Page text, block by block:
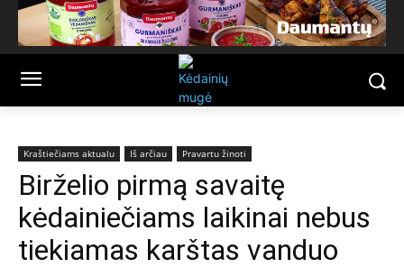
Kraštiečiams aktualu Iš arčiau Pravartu žinoti
Birželio pirmą savaitę
kėdainiečiams laikinai nebus
tiekiamas karštas vanduo